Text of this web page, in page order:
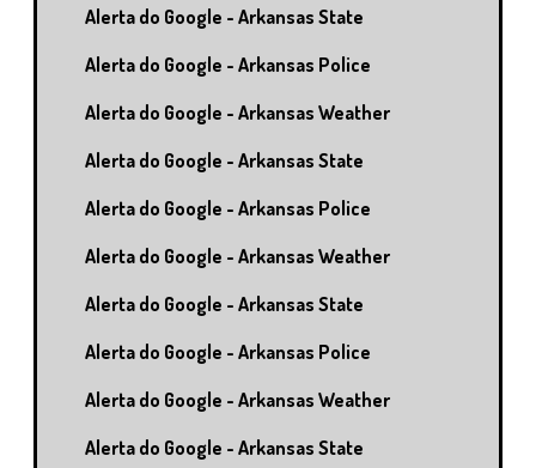
Alerta do Google - Arkansas State
Alerta do Google - Arkansas Police
Alerta do Google - Arkansas Weather
Alerta do Google - Arkansas State
Alerta do Google - Arkansas Police
Alerta do Google - Arkansas Weather
Alerta do Google - Arkansas State
Alerta do Google - Arkansas Police
Alerta do Google - Arkansas Weather
Alerta do Google - Arkansas State